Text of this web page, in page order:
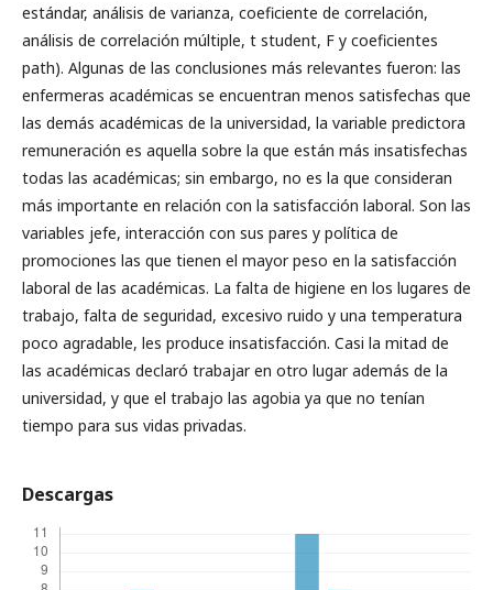
estándar, análisis de varianza, coeficiente de correlación,
análisis de correlación múltiple, t student, F y coeficientes
path). Algunas de las conclusiones más relevantes fueron: las
enfermeras académicas se encuentran menos satisfechas que
las demás académicas de la universidad, la variable predictora
remuneración es aquella sobre la que están más insatisfechas
todas las académicas; sin embargo, no es la que consideran
más importante en relación con la satisfacción laboral. Son las
variables jefe, interacción con sus pares y política de
promociones las que tienen el mayor peso en la satisfacción
laboral de las académicas. La falta de higiene en los lugares de
trabajo, falta de seguridad, excesivo ruido y una temperatura
poco agradable, les produce insatisfacción. Casi la mitad de
las académicas declaró trabajar en otro lugar además de la
universidad, y que el trabajo las agobia ya que no tenían
tiempo para sus vidas privadas.
Descargas